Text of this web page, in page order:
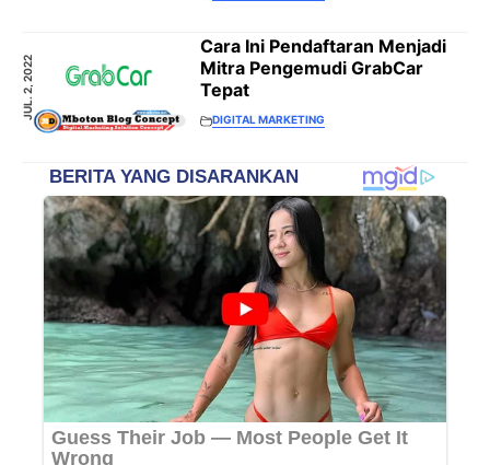
JUL. 2, 2022
Cara Ini Pendaftaran Menjadi
Mitra Pengemudi GrabCar
Tepat
DIGITAL MARKETING